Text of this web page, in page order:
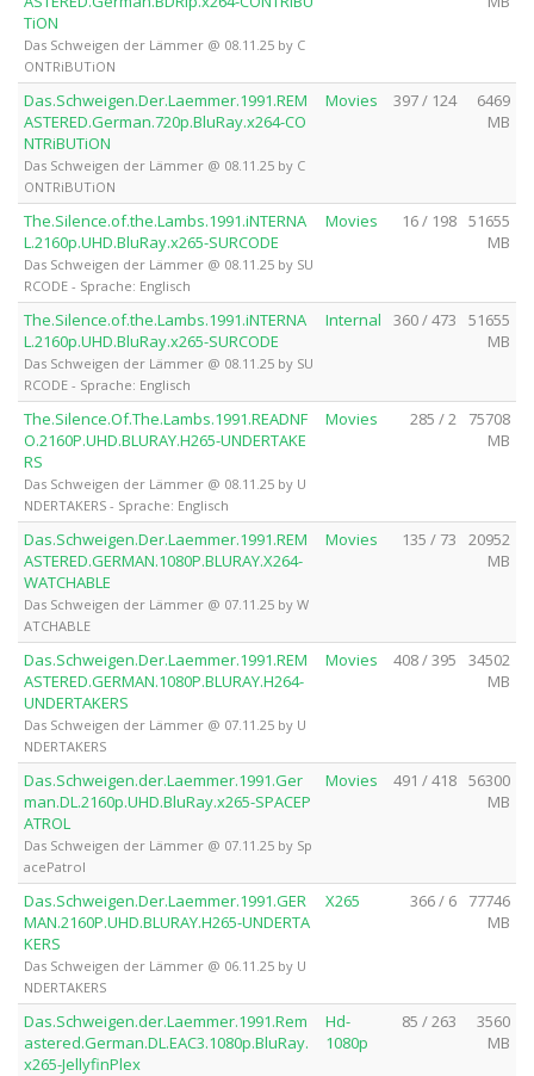
TiON
Das Schweigen der Lämmer @ 08.11.25 by C
ONTRiBUTiON
Das.Schweigen.Der.Laemmer.1991.REM
ASTERED.German.720p.BluRay.x264-CO
NTRiBUTiON
Das Schweigen der Lämmer @ 08.11.25 by C
ONTRiBUTiON
Movies 397 / 124
6469
MB
The.Silence.of.the.Lambs.1991.iNTERNA
L.2160p.UHD.BluRay.x265-SURCODE
Das Schweigen der Lämmer @ 08.11.25 by SU
RCODE - Sprache: Englisch
Movies 16 / 198 51655
MB
The.Silence.of.the.Lambs.1991.iNTERNA
L.2160p.UHD.BluRay.x265-SURCODE
Das Schweigen der Lämmer @ 08.11.25 by SU
RCODE - Sprache: Englisch
Internal 360 / 473
51655
MB
The.Silence.Of.The.Lambs.1991.READNF
O.2160P.UHD.BLURAY.H265-UNDERTAKE
RS
Das Schweigen der Lämmer @ 08.11.25 by U
NDERTAKERS - Sprache: Englisch
Movies 285 / 2
75708
MB
Das.Schweigen.Der.Laemmer.1991.REM
ASTERED.GERMAN.1080P.BLURAY.X264-
WATCHABLE
Das Schweigen der Lämmer @ 07.11.25 by W
ATCHABLE
Movies 135 / 73
20952
MB
Das.Schweigen.Der.Laemmer.1991.REM
ASTERED.GERMAN.1080P.BLURAY.H264-
UNDERTAKERS
Das Schweigen der Lämmer @ 07.11.25 by U
NDERTAKERS
Movies 408 / 395
34502
MB
Das.Schweigen.der.Laemmer.1991.Ger
man.DL.2160p.UHD.BluRay.x265-SPACEP
ATROL
Das Schweigen der Lämmer @ 07.11.25 by Sp
acePatrol
Movies 491 / 418 56300
MB
Das.Schweigen.Der.Laemmer.1991.GER
MAN.2160P.UHD.BLURAY.H265-UNDERTA
KERS
Das Schweigen der Lämmer @ 06.11.25 by U
NDERTAKERS
X265 366 / 6
77746
MB
Das.Schweigen.der.Laemmer.1991.Rem
astered.German.DL.EAC3.1080p.BluRay.
x265-JellyfinPlex
Hd-
1080p
85 / 263
3560
MB